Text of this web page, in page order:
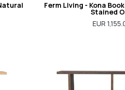
Ferm Living - Kona
Stained
EUR